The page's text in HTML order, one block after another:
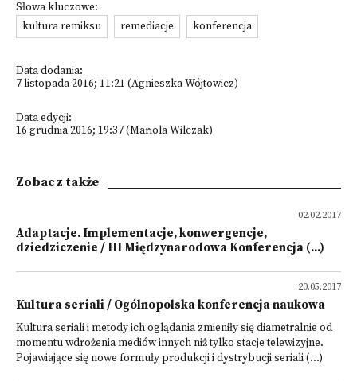
Słowa kluczowe:
kultura remiksu
remediacje konferencja
Data dodania:
7 listopada 2016; 11:21 (Agnieszka Wójtowicz)
Data edycji:
16 grudnia 2016; 19:37 (Mariola Wilczak)
Zobacz także
02.02.2017
Adaptacje. Implementacje, konwergencje,
dziedziczenie / III Międzynarodowa Konferencja (...)
20.05.2017
Kultura seriali / Ogólnopolska konferencja naukowa
Kultura seriali i metody ich oglądania zmieniły się diametralnie od
momentu wdrożenia mediów innych niż tylko stacje telewizyjne.
Pojawiające się nowe formuły produkcji i dy­strybucji seriali (...)